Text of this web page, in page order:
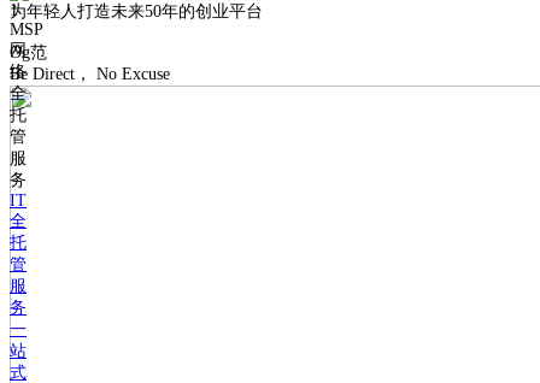
MSP
网
络
全
托
管
服
务
IT
全
托
管
服
务
一
站
式
为年轻人打造未来50年的创业平台
Og范
Be Direct， No Excuse